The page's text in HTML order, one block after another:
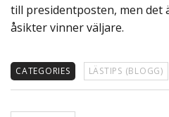
till presidentposten, men det
åsikter vinner väljare.
CATEGORIES LÄSTIPS (BLOGG)